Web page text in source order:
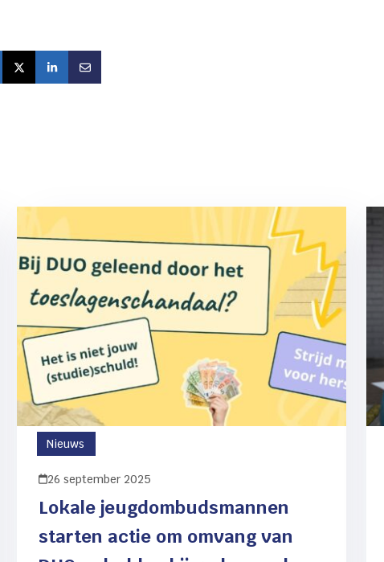
DEEL OP FACEBOOK
DEEL OP TWITTER
DEEL OP LINKEDIN
DEEL VIA E-MAIL
Lokale jeugdombudsmannen
starten actie om omvang van
26 september 2025
Nieuws